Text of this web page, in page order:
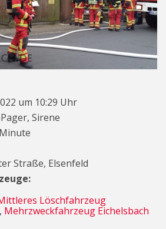
um 10:29 Uhr
Sirene
Straße, Elsenfeld
Löschfahrzeug
, Mehrzweckfahrzeug Eichelsbach